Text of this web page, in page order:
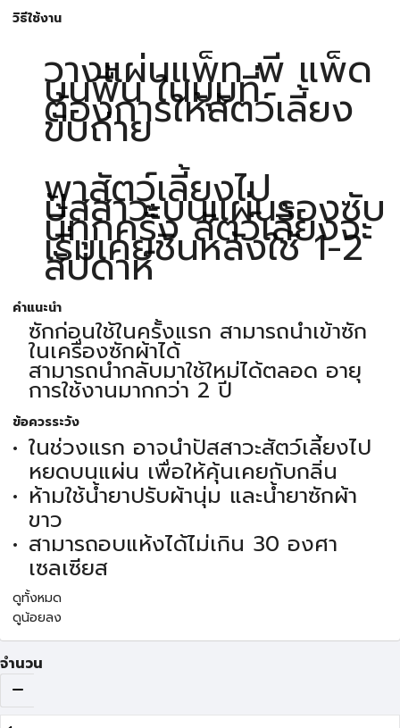
วิธีใช้งาน
วางแผ่นแพ็ท พี แพ็ด
บนพื้น ในมุมที่
ต้องการให้สัตว์เลี้ยง
ขับถ่าย
พาสัตว์เลี้ยงไป
ปัสสาวะบนแผ่นรองซับ
นี้ทุกครั้ง สัตว์เลี้ยงจะ
เริ่มเคยชินหลังใช้ 1-2
สัปดาห์
คำแนะนำ
ซักก่อนใช้ในครั้งแรก สามารถนำเข้าซัก
ในเครื่องซักผ้าได้
สามารถนำกลับมาใช้ใหม่ได้ตลอด อายุ
การใช้งานมากกว่า 2 ปี
ข้อควรระวัง
ในช่วงแรก อาจนำปัสสาวะสัตว์เลี้ยงไป
หยดบนแผ่น เพื่อให้คุ้นเคยกับกลิ่น
ห้ามใช้น้ำยาปรับผ้านุ่ม และน้ำยาซักผ้า
ขาว
สามารถอบแห้งได้ไม่เกิน 30 องศา
เซลเซียส
ดูทั้งหมด
ดูน้อยลง
จำนวน